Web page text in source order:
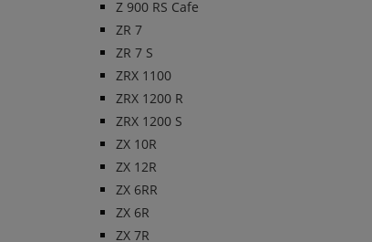
Z 900 RS Cafe
ZR 7
ZR 7 S
ZRX 1100
ZRX 1200 R
ZRX 1200 S
ZX 10R
ZX 12R
ZX 6RR
ZX 6R
ZX 7R